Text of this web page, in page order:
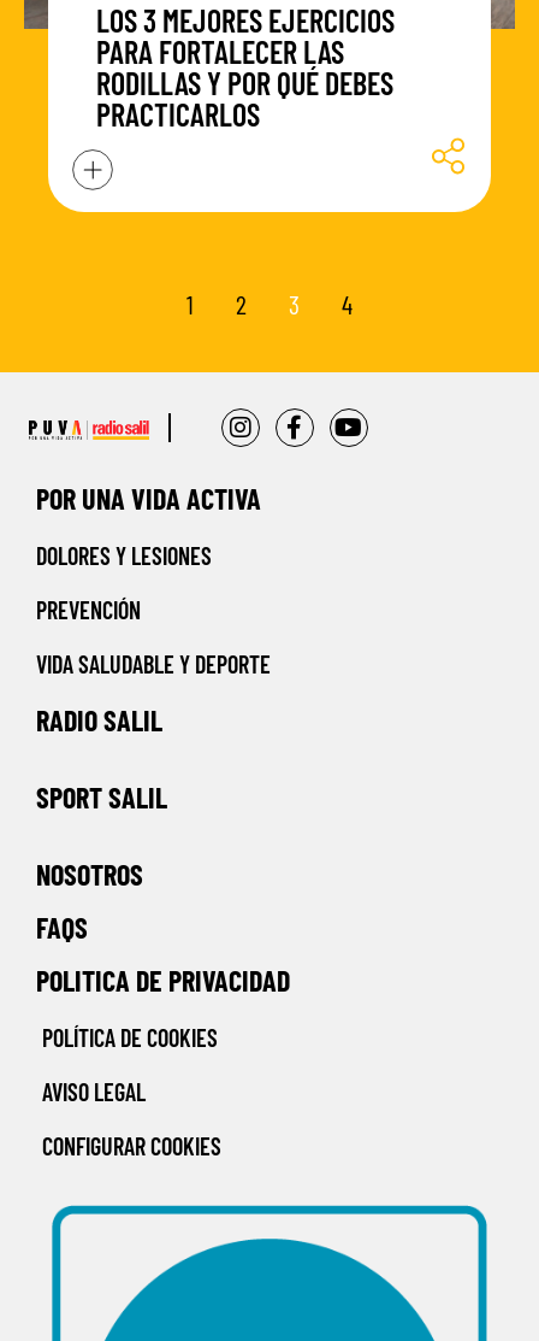
LOS 3 MEJORES EJERCICIOS
PARA FORTALECER LAS
RODILLAS Y POR QUÉ DEBES
PRACTICARLOS
1 2 3 4
POR UNA VIDA ACTIVA
DOLORES Y LESIONES
PREVENCIÓN
VIDA SALUDABLE Y DEPORTE
RADIO SALIL
SPORT SALIL
NOSOTROS
FAQS
POLITICA DE PRIVACIDAD
POLÍTICA DE COOKIES
AVISO LEGAL
CONFIGURAR COOKIES